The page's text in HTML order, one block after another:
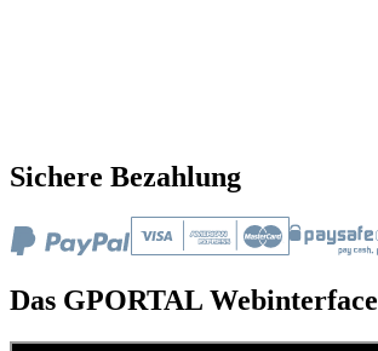
Sichere Bezahlung
Das GPORTAL Webinterface